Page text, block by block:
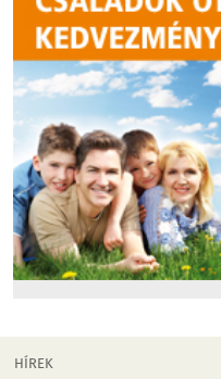
HÍREK